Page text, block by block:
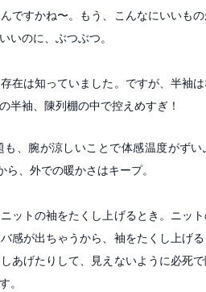
ですかね〜。もう、こんなにいいも
いのに、ぶつぶつ。
在は知っていました。ですが、半袖
半袖、陳列棚の中で控えめすぎ！
、腕が涼しいことで体感温度がず
ら、外での暖かさはキープ。
ットの袖をたくし上げるとき。ニッ
感が出ちゃうから、袖をたくし上げ
あげたりして、見えないように必死
。